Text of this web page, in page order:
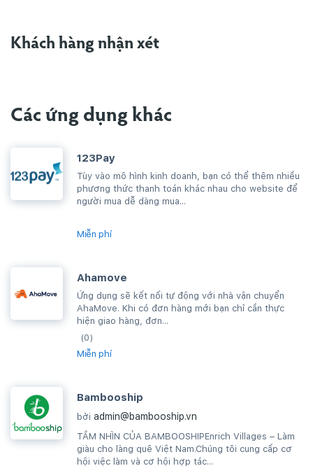
Khách hàng nhận xét
Các ứng dụng khác
123Pay
Tùy vào mô hình kinh doanh, bạn có thể thêm nhiều
phương thức thanh toán khác nhau cho website để
người mua dễ dàng mua...
Miễn phí
Ahamove
Ứng dụng sẽ kết nối tự động với nhà vận chuyển
AhaMove. Khi có đơn hàng mới bạn chỉ cần thực
hiện giao hàng, đơn...
(0)
Miễn phí
Bambooship
bởi admin@bambooship.vn
TẦM NHÌN CỦA BAMBOOSHIPEnrich Villages – Làm
giàu cho làng quê Việt Nam.Chúng tôi cung cấp cơ
hội việc làm và cơ hội hợp tác...